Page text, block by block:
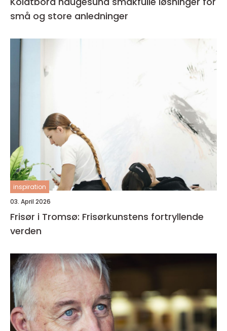
små og store anledninger
inspiration
03. April 2026
Frisør i Tromsø: Frisørkunstens fortryllende
verden